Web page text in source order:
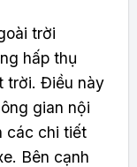
trời
hấp thụ
trời. Điều này
gian nội
các chi tiết
Bên cạnh